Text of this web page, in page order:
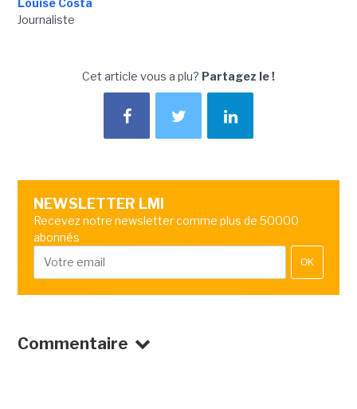
Louise Costa
Journaliste
Cet article vous a plu? Partagez le !
NEWSLETTER LMI
Recevez notre newsletter comme plus de 50000
abonnés
OK
Commentaire